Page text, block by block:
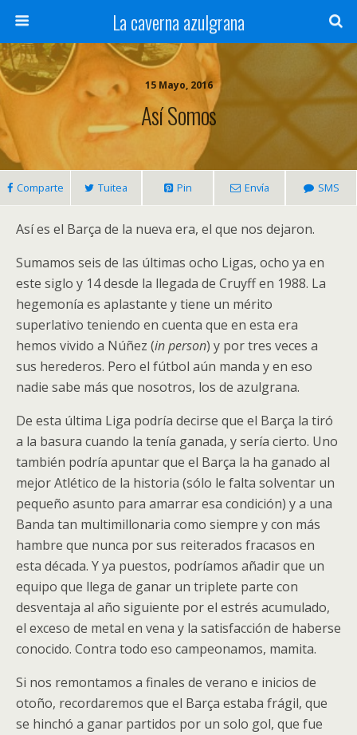
La caverna azulgrana
15 Mayo, 2016
Así Somos
Comparte Tuitea Pin Envía SMS
Así es el Barça de la nueva era, el que nos dejaron.
Sumamos seis de las últimas ocho Ligas, ocho ya en
este siglo y 14 desde la llegada de Cruyff en 1988. La
hegemonía es aplastante y tiene un mérito
superlativo teniendo en cuenta que en esta era
hemos vivido a Núñez (in person) y por tres veces a
sus herederos. Pero el fútbol aún manda y en eso
nadie sabe más que nosotros, los de azulgrana.
De esta última Liga podría decirse que el Barça la tiró
a la basura cuando la tenía ganada, y sería cierto. Uno
también podría apuntar que el Barça la ha ganado al
mejor Atlético de la historia (sólo le falta solventar un
pequeño asunto para amarrar esa condición) y a una
Banda tan multimillonaria como siempre y con más
hambre que nunca por sus reiterados fracasos en
esta década. Y ya puestos, podríamos añadir que un
equipo que llega de ganar un triplete parte con
desventaja al año siguiente por el estrés acumulado,
el exceso de metal en vena y la satisfacción de haberse
conocido. Contra todo eso campeonamos, mamita.
Si nos remontamos a finales de verano e inicios de
otoño, recordaremos que el Barça estaba frágil, que
se hinchó a ganar partidos por un solo gol, que fue